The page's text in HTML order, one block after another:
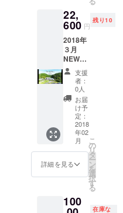
・2018
年3月31
演会に
当日運
営ス
タッフ
として
ご参加
頂けま
す。 ・
絵本作
家のぶ
み講演
高知 限
定Tシャ
ツを1枚
ント！
のぶみ
さんと
高知の
思い出
を作る
ことが
出来ま
す(^^)
限定30
名様と
させて
頂きま
す。 ア
ンパン
マン
ミュー
ジアム
アンパ
ターに
お名前
や事業
所名を
印字さ
せてい
ただき
ます。
また、
ご自身
でご用
意して
頂いた
チラシ
ショッ
プカー
に配布
して頂
22,
600 円
残り10
2018年
３月
NEWOP
ENのホ
テル！
The 6th
Diary
kahoku
Hotel &
resort
様の宿
泊チ
ケット
です。
高知ア
ンパン
ミュー
ジアム
支援
者：
0人
お届
け予
定：
2018
年02
月
詳細を見る
こ
の
リ
タ
ー
ン
を
選
択
す
る
100 在庫な